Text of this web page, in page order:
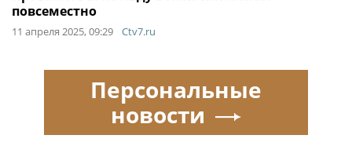
повсеместно
11 апреля 2025, 09:29 Ctv7.ru
Персональные
новости